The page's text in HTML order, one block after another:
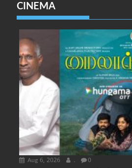
CINEMA
Aug 6, 2026 . 0